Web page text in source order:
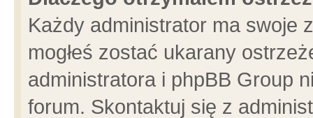
Każdy administrator ma swoje
mogłeś zostać ukarany
administratora i phpBB Group
forum. Skontaktuj się z